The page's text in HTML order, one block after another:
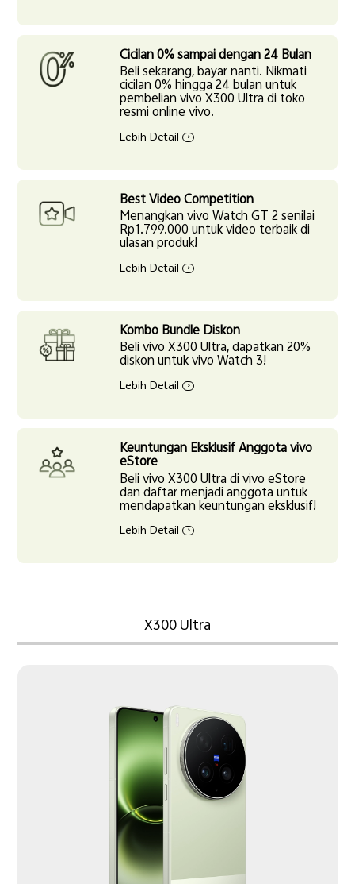
vivo retail E-store
Akulaku Shopee
Tokopedia Lazada
Blibli Erafone
TikTok
Cicilan 0% sampai dengan 24 Bulan
Beli sekarang, bayar nanti. Nikmati
cicilan 0% hingga 24 bulan untuk
pembelian vivo X300 Ultra di toko
resmi online vivo.
Lebih Detail >
Best Video Competition
Menangkan vivo Watch GT 2 senilai
Rp1.799.000 untuk video terbaik di
ulasan produk!
Lebih Detail >
Kombo Bundle Diskon
Beli vivo X300 Ultra, dapatkan 20%
diskon untuk vivo Watch 3!
Lebih Detail >
Keuntungan Eksklusif Anggota vivo
eStore
Beli vivo X300 Ultra di vivo eStore
dan daftar menjadi anggota untuk
mendapatkan keuntungan eksklusif!
Lebih Detail >
X300 Ultra